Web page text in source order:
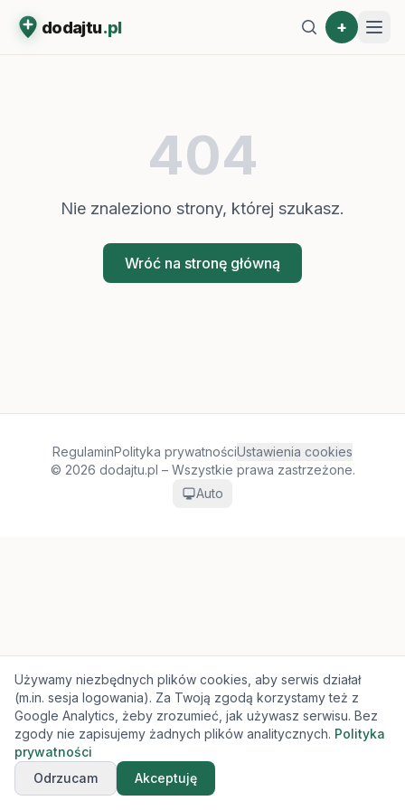
dodajtu.pl +
404
Nie znaleziono strony, której szukasz.
Wróć na stronę główną
RegulaminPolityka prywatnościUstawienia cookies
© 2026 dodajtu.pl – Wszystkie prawa zastrzeżone.
Auto
Używamy niezbędnych plików cookies, aby serwis działał
(m.in. sesja logowania). Za Twoją zgodą korzystamy też z
Google Analytics, żeby zrozumieć, jak używasz serwisu. Bez
zgody nie zapisujemy żadnych plików analitycznych. Polityka
prywatności
Odrzucam
Akceptuję